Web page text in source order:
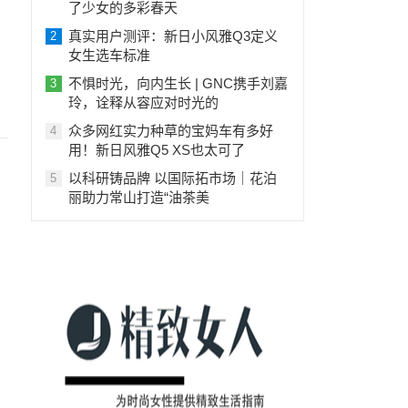
了少女的多彩春天
2
真实用户测评：新日小风雅Q3定义
女生选车标准
3
不惧时光，向内生长 | GNC携手刘嘉
玲，诠释从容应对时光的
4
众多网红实力种草的宝妈车有多好
用！新日风雅Q5 XS也太可了
5
以科研铸品牌 以国际拓市场｜花泊
丽助力常山打造“油茶美